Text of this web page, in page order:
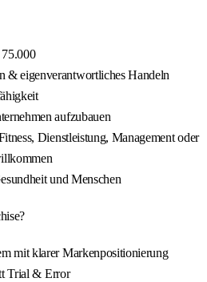
& eigenverantwortliches Handeln
aufzubauen
Dienstleistung, Management oder
und Menschen
mit klarer Markenpositionierung
Trial & Error